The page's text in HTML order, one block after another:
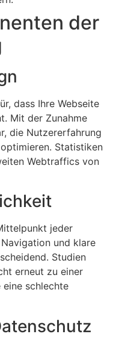
der
dass Ihre Webseite
Mit der Zunahme
die Nutzererfahrung
Statistiken
Webtraffics von
jeder
und klare
Studien
erneut zu einer
eine schlechte